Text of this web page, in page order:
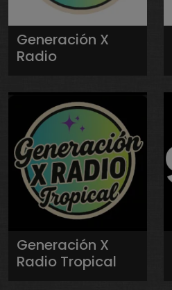
Generación X
Radio
Generación X
Radio Tropical